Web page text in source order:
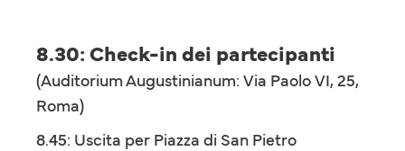
8.30: Check-in dei partecipanti
(Auditorium Augustinianum: Via Paolo VI, 25,
Roma)
8.45: Uscita per Piazza di San Pietro